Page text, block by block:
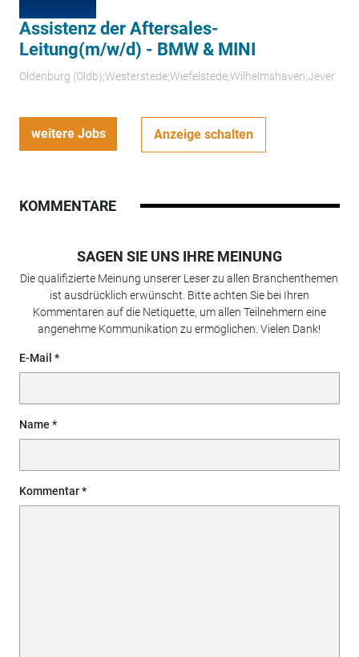
Assistenz der Aftersales-
Leitung(m/w/d) - BMW & MINI
Oldenburg (Oldb);Westerstede;Wiefelstede;Wilhelmshaven;Jever
weitere Jobs Anzeige schalten
KOMMENTARE
SAGEN SIE UNS IHRE MEINUNG
Die qualifizierte Meinung unserer Leser zu allen Branchenthemen
ist ausdrücklich erwünscht. Bitte achten Sie bei Ihren
Kommentaren auf die Netiquette, um allen Teilnehmern eine
angenehme Kommunikation zu ermöglichen. Vielen Dank!
E-Mail
Name
Kommentar